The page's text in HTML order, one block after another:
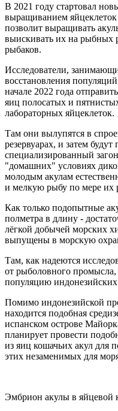
В 2021 году стартовал
выращиванием
позволит выращивать
выискивать их на рыбных
рыбаков.
Исследователи,
восстановления
начале 2022 года
яиц полосатых и
лабораторных яйцеклеток.
Там они вылупятся в
резервуарах, и затем будут
специализированный
"домашних" условиях
молодым акулам
и мелкую рыбу по мере их
Как только подопытные
полметра в длину -
лёгкой добычей морских
выпущены в морскую
Там, как надеются
от рыболовного
популяцию индонезийских
Помимо индонезийской
находится подобная
испанском острове
планирует провести
из яиц кошачьих акул для
этих незаменимых для
Эмбрион акулы в яйцевой